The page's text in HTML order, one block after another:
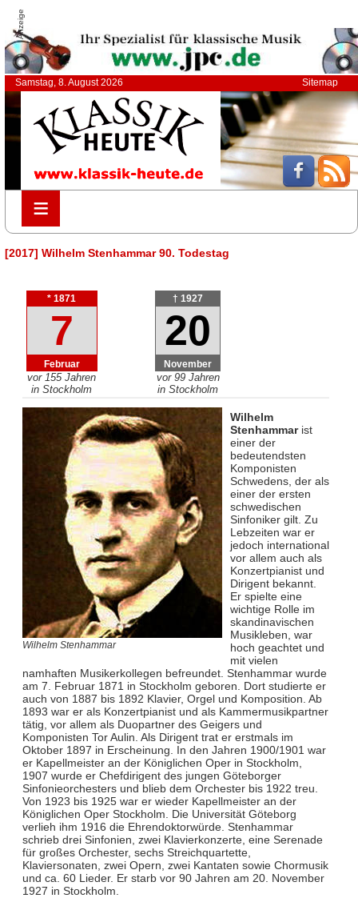
Anzeige
Samstag, 8. August 2026 Sitemap
≡
≡
[2017] Wilhelm Stenhammar 90. Todestag
* 1871
7
Februar
vor 155 Jahren
in Stockholm
† 1927
20
November
vor 99 Jahren
in Stockholm
Wilhelm Stenhammar
Wilhelm
Stenhammarist
einer der
bedeutendsten
Komponisten
Schwedens, der als
einer der ersten
schwedischen
Sinfoniker gilt. Zu
Lebzeiten war er
jedoch international
vor allem auch als
Konzertpianist und
Dirigent bekannt.
Er spielte eine
wichtige Rolle im
skandinavischen
Musikleben, war
hoch geachtet und
mit vielen
namhaften Musikerkollegen befreundet. Stenhammar wurde
am 7. Februar 1871 in Stockholm geboren. Dort studierte er
auch von 1887 bis 1892 Klavier, Orgel und Komposition. Ab
1893 war er als Konzertpianist und als Kammermusikpartner
tätig, vor allem als Duopartner des Geigers und
Komponisten Tor Aulin. Als Dirigent trat er erstmals im
Oktober 1897 in Erscheinung. In den Jahren 1900/1901 war
er Kapellmeister an der Königlichen Oper in Stockholm,
1907 wurde er Chefdirigent des jungen Göteborger
Sinfonieorchesters und blieb dem Orchester bis 1922 treu.
Von 1923 bis 1925 war er wieder Kapellmeister an der
Königlichen Oper Stockholm. Die Universität Göteborg
verlieh ihm 1916 die Ehrendoktorwürde. Stenhammar
schrieb drei Sinfonien, zwei Klavierkonzerte, eine Serenade
für großes Orchester, sechs Streichquartette,
Klaviersonaten, zwei Opern, zwei Kantaten sowie Chormusik
und ca. 60 Lieder. Er starb vor 90 Jahren am 20. November
1927 in Stockholm.